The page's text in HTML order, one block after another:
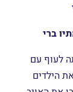
ברי
לעוף עם
הילדים